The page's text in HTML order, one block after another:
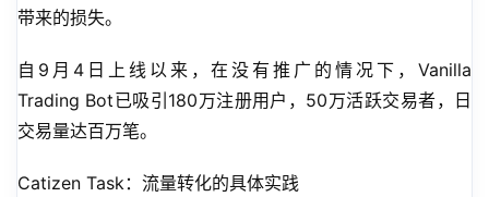
带来的损失。
自9月4日上线以来，在没有推广的情况下，Vanilla
Trading Bot已吸引180万注册用户，50万活跃交易者，日
交易量达百万笔。
Catizen Task：流量转化的具体实践